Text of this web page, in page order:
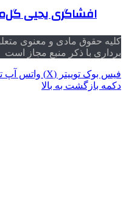
افشاگری یحیی
کلیه حقوق مادی و معنوی
برداری با ذکر منبع مجاز است
فیس بوک توییتر (X) واتس آپ
دکمه بازگشت به بالا